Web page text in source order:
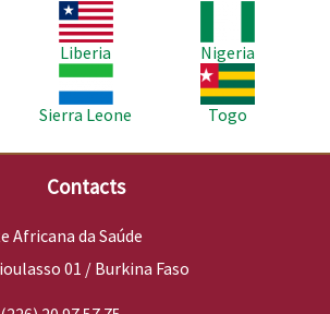
Imagem
Liberia
Nigeria
Imagem
Sierra Leone
Imagem
Togo
Contacts
Africana da Saúde
01 / Burkina Faso